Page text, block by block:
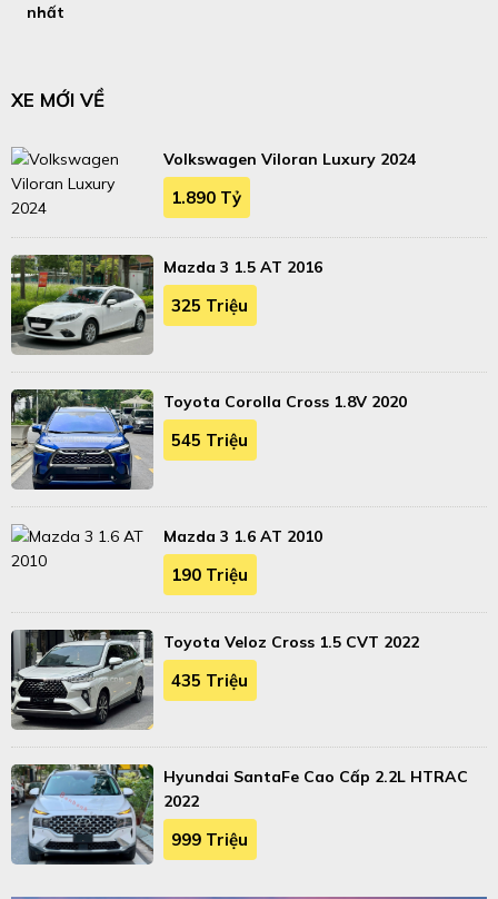
nhất
XE MỚI VỀ
Volkswagen Viloran Luxury 2024
1.890 Tỷ
Mazda 3 1.5 AT 2016
325 Triệu
Toyota Corolla Cross 1.8V 2020
545 Triệu
Mazda 3 1.6 AT 2010
190 Triệu
Toyota Veloz Cross 1.5 CVT 2022
435 Triệu
Hyundai SantaFe Cao Cấp 2.2L HTRAC
2022
999 Triệu